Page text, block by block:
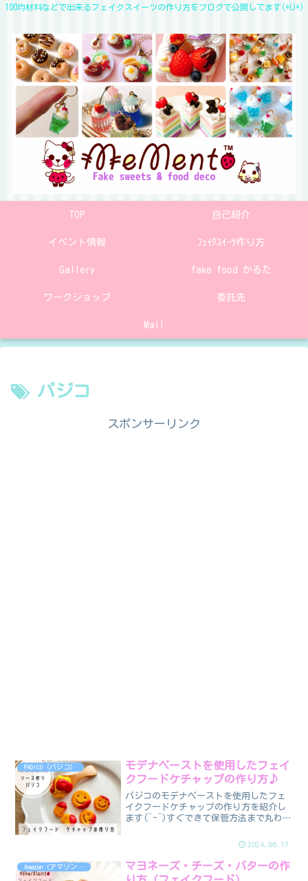
100均材料などで出来るフェイクスイーツの作り方をブログで公開してます(*Ü*)
TOP 自己紹介
イベント情報 ﾌｪｲｸｽｲｰﾂ作り方
Gallery fake food かるた
ワークショップ 委託先
Mail
パジコ
スポンサーリンク
PADICO（パジコ）
モデナペーストを使用したフェイ
クフードケチャップの作り方♪
パジコのモデナペーストを使用したフェ
イクフードケチャップの作り方を紹介し
ます(^-^)すぐできて保管方法まで丸わか
2024.06.17
Amazon（アマゾン）商品
マヨネーズ・チーズ・バターの作